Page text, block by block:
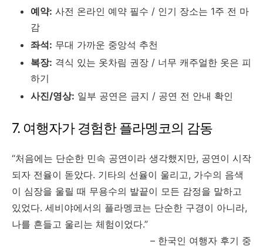
예약: 사전 온라인 예약 필수 / 인기 장소는 1주 전 마
감
좌석: 무대 가까운 중앙석 추천
복장: 격식 있는 옷차림 권장 / 너무 캐주얼한 옷은 피
하기
사진/영상: 일부 공연은 금지 / 공연 전 안내 확인
7. 여행자가 경험한 플라멩코의 감동
“처음에는 단순한 민속 공연이라 생각했지만, 공연이 시작
되자 전율이 돋았다. 기타의 선율이 울리고, 가수의 음색
이 심장을 울릴 때 무용수의 발끝이 모든 감정을 말하고
있었다. 세비야에서의 플라멩코는 단순한 구경이 아니라,
나를 흔들고 울리는 체험이었다.”
– 한국인 여행자 후기 중